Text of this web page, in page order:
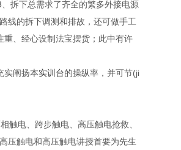
拆下总需求了齐全的繁多外接电源
线的拆下调测和排故，还可做手工
、经心设制法宝摆货；此中有许
实阐扬本实训台的操纵率，并可节(ji
触电、跨步触电、高压触电抢救、
压触电和高压触电讲授首要为先生